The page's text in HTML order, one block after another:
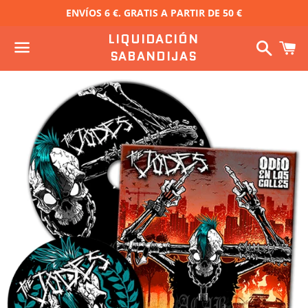
ENVÍOS 6 €. GRATIS A PARTIR DE 50 €
Menú
LIQUIDACIÓN
SABANDIJAS